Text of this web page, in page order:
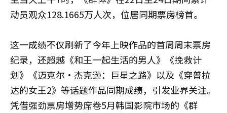
动员观众128.1665万人次，位居同期票房榜首。
这一成绩不仅刷新了今年上映作品的首周周末票房
纪录，还超越《和王一起生活的男人》《挽救计
划》《迈克尔·杰克逊：巨星之路》以及《穿普拉
达的女王2》等话题作品同期成绩，引发业界关注。
凭借强劲票房增势席卷5月韩国影院市场的《群